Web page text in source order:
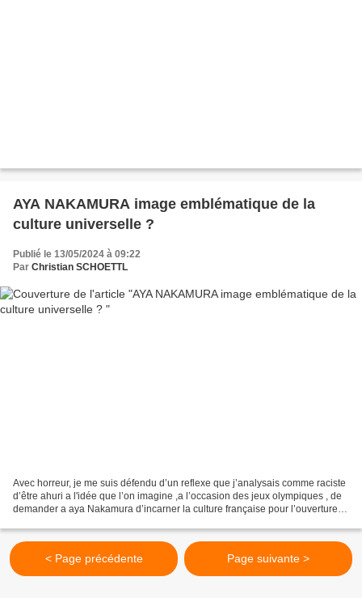
AYA NAKAMURA image emblématique de la
culture universelle ?
Publié le 13/05/2024 à 09:22
Par Christian SCHOETTL
Avec horreur, je me suis défendu d’un reflexe que j’analysais comme raciste
d’être ahuri a l'idée que l’on imagine ,a l’occasion des jeux olympiques , de
demander a aya Nakamura d’incarner la culture française pour l’ouverture
< Page précédente Page suivante >